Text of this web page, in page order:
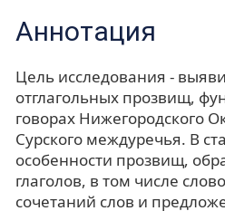
Аннотация
Цель исследования -
отглагольных прозвищ,
говорах Нижегородского
Сурского междуречья. В
особенности прозвищ,
глаголов, в том числе
сочетаний слов и